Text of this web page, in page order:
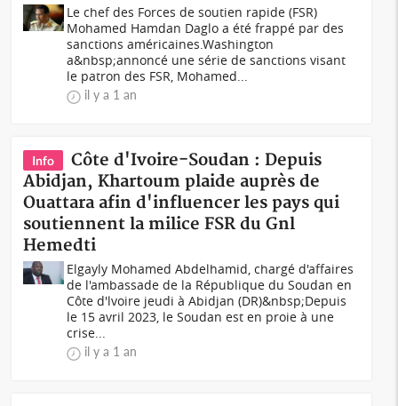
Le chef des Forces de soutien rapide (FSR)
Mohamed Hamdan Daglo a été frappé par des
sanctions américaines.Washington
a&nbsp;annoncé une série de sanctions visant
le patron des FSR, Mohamed...
il y a 1 an
Info
Côte d'Ivoire-Soudan : Depuis
Abidjan, Khartoum plaide auprès de
Ouattara afin d'influencer les pays qui
soutiennent la milice FSR du Gnl
Hemedti
Elgayly Mohamed Abdelhamid, chargé d'affaires
de l'ambassade de la République du Soudan en
Côte d'lvoire jeudi à Abidjan (DR)&nbsp;Depuis
le 15 avril 2023, le Soudan est en proie à une
crise...
il y a 1 an